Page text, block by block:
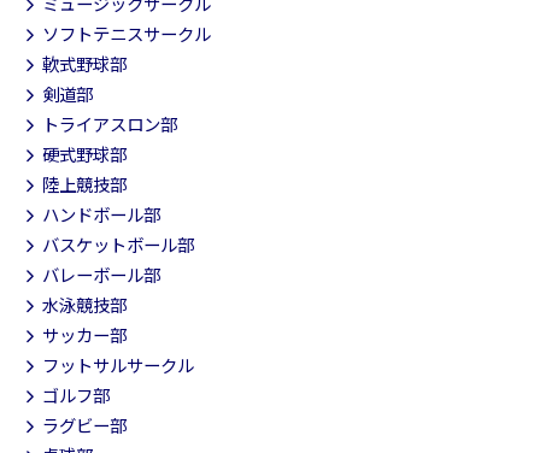
ソフトテニスサークル
軟式野球部
剣道部
トライアスロン部
硬式野球部
陸上競技部
ハンドボール部
バスケットボール部
バレーボール部
水泳競技部
サッカー部
フットサルサークル
ゴルフ部
ラグビー部